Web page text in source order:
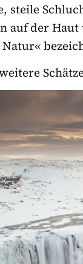
steile
auf der